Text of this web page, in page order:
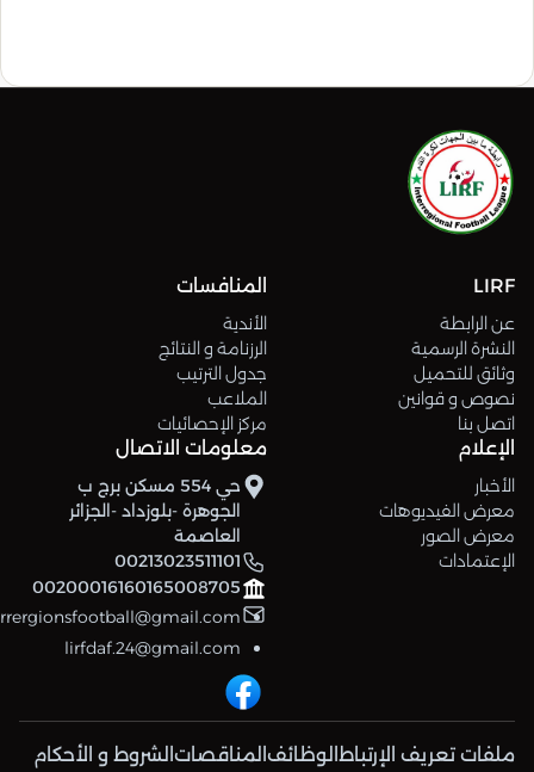
LIRF
عن الرابطة
النشرة الرسمية
وثائق للتحميل
نصوص و قوانين
اتصل بنا
المنافسات
الأندية
الرزنامة و النتائج
جدول الترتيب
الملاعب
مركز الإحصائيات
الإعلام
الأخبار
معرض الفيديوهات
معرض الصور
الإعتمادات
معلومات الاتصال
حي 554 مسكن برج ب
الجوهرة -بلوزداد -الجزائر
العاصمة
00213023511101
00200016160165008705
lirfdaf.24@gmail.com
ملفات تعريف الإرتباط الوظائف المناقصات الشروط و الأحكام